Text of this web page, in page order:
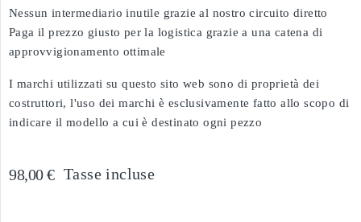
Nessun intermediario inutile grazie al nostro circuito diretto
Paga il prezzo giusto per la logistica grazie a una catena di
approvvigionamento ottimale
I marchi utilizzati su questo sito web sono di proprietà dei
costruttori, l'uso dei marchi è esclusivamente fatto allo scopo di
indicare il modello a cui è destinato ogni pezzo
98,00 € Tasse incluse